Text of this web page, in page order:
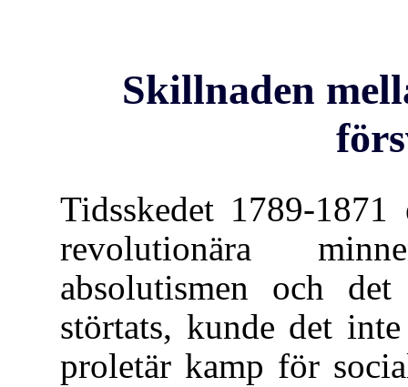
Skillnaden
Tidsskedet 1789-
revolutionära
absolutismen och
störtats, kunde det
proletär kamp för